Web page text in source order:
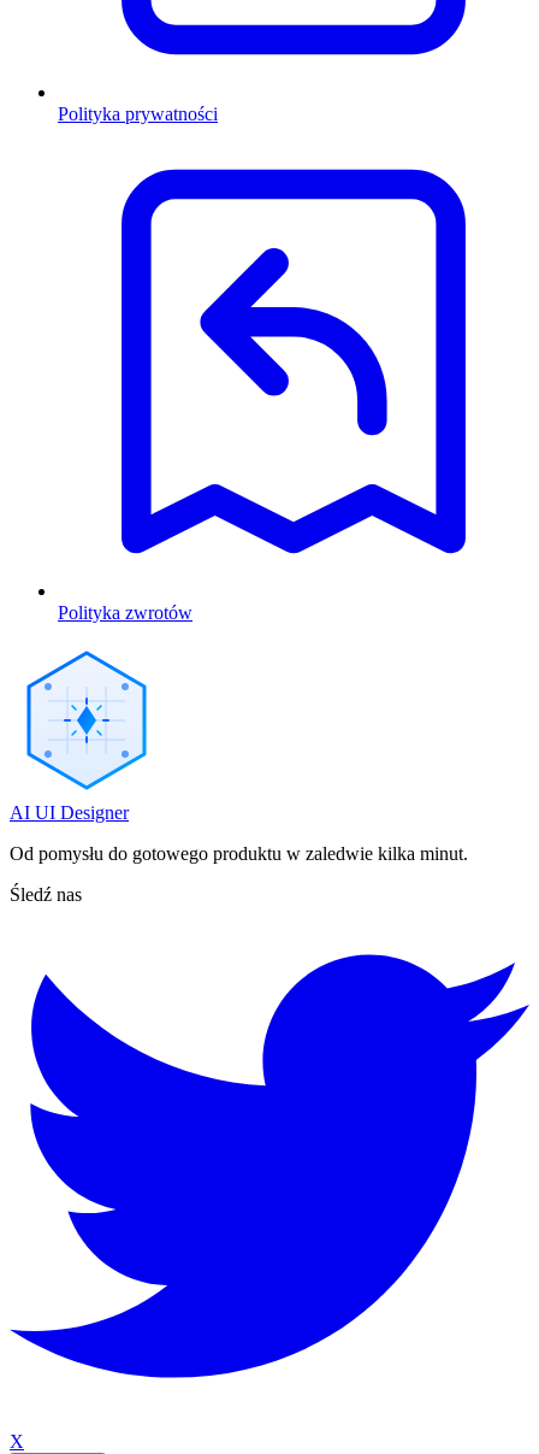
Polityka prywatności
Polityka zwrotów
AI UI Designer
Od pomysłu do gotowego produktu w zaledwie kilka minut.
Śledź nas
X